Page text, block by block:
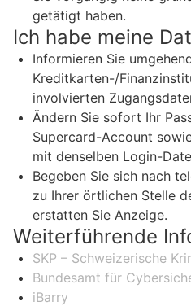
getätigt haben.
Ich habe meine
Informieren Sie
Kreditkarten-/
involvierten
Ändern Sie sofort Ihr
Supercard-Account
mit denselben Login-
Begeben Sie sich nach
zu Ihrer örtlichen Stelle
erstatten Sie Anzeige.
Weiterführende
SKP – Schweizerische
Bundesamt für
iBarry